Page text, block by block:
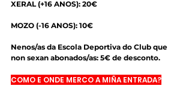
XERAL (+16 ANOS): 20€
MOZO (-16 ANOS): 10€
Nenos/as da Escola Deportiva do Club que
non sexan abonados/as: 5€ de desconto.
COMO E ONDE MERCO A MIÑA ENTRADA?